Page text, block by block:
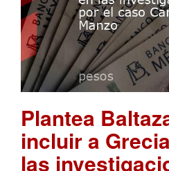
Plantea
incluir a
las